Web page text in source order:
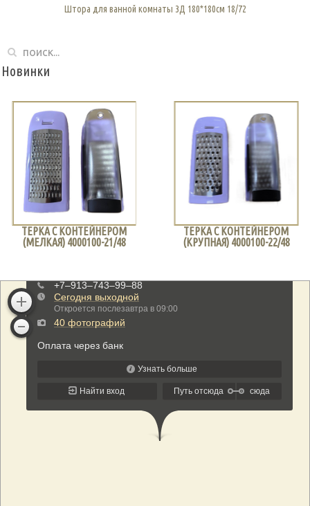
Штора для ванной комнаты 3Д 180*180см 18/72
Новинки
ТЕРКА С КОНТЕЙНЕРОМ
(МЕЛКАЯ) 4000100-21/48
ТЕРКА С КОНТЕЙНЕРОМ
(КРУПНАЯ) 4000100-22/48